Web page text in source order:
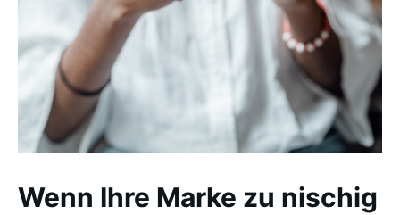
Wenn Ihre Marke zu nischig